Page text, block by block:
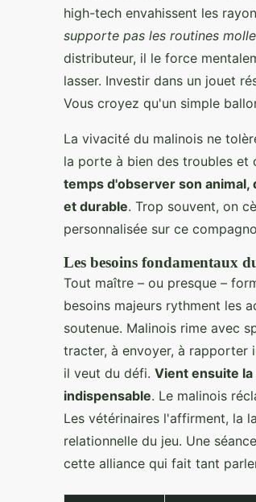
high-tech envahissent les
supporte pas les routines
distributeur, il le force
lasser. Investir dans un jouet
Vous croyez qu'un simple
La vivacité du malinois ne
la porte à bien des troubles et
temps d'observer son animal,
et durable. Trop souvent, on
personnalisée sur ce
Les besoins fondamentaux
Tout maître – ou presque –
besoins majeurs rythment les
soutenue. Malinois rime avec
tracter, à envoyer, à rapporter
il veut du défi. Vient ensuite
indispensable. Le malinois
Les vétérinaires l'affirment, la
relationnelle du jeu. Une
cette alliance qui fait tant